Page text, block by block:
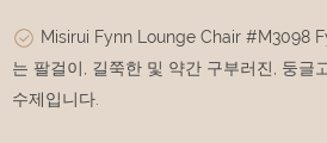
Misirui Fynn Lounge Chair #M3098
는 팔걸이, 길쭉한 및 약간 구부러진, 둥글
수제입니다.